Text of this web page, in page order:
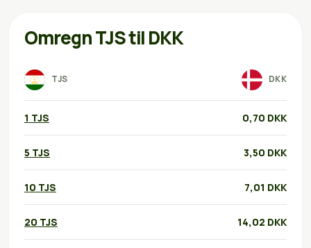
Omregn TJS til DKK
TJS DKK
1 TJS 0,70 DKK
5 TJS 3,50 DKK
10 TJS 7,01 DKK
20 TJS 14,02 DKK